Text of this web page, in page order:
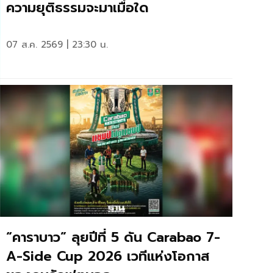
ความยุติธรรมจะมาเมื่อใด
07 ส.ค. 2569 | 23:30 น.
“คาราบาว” ลุยปีที่ 5 ดัน Carabao 7-
A-Side Cup 2026 เวทีแห่งโอกาส